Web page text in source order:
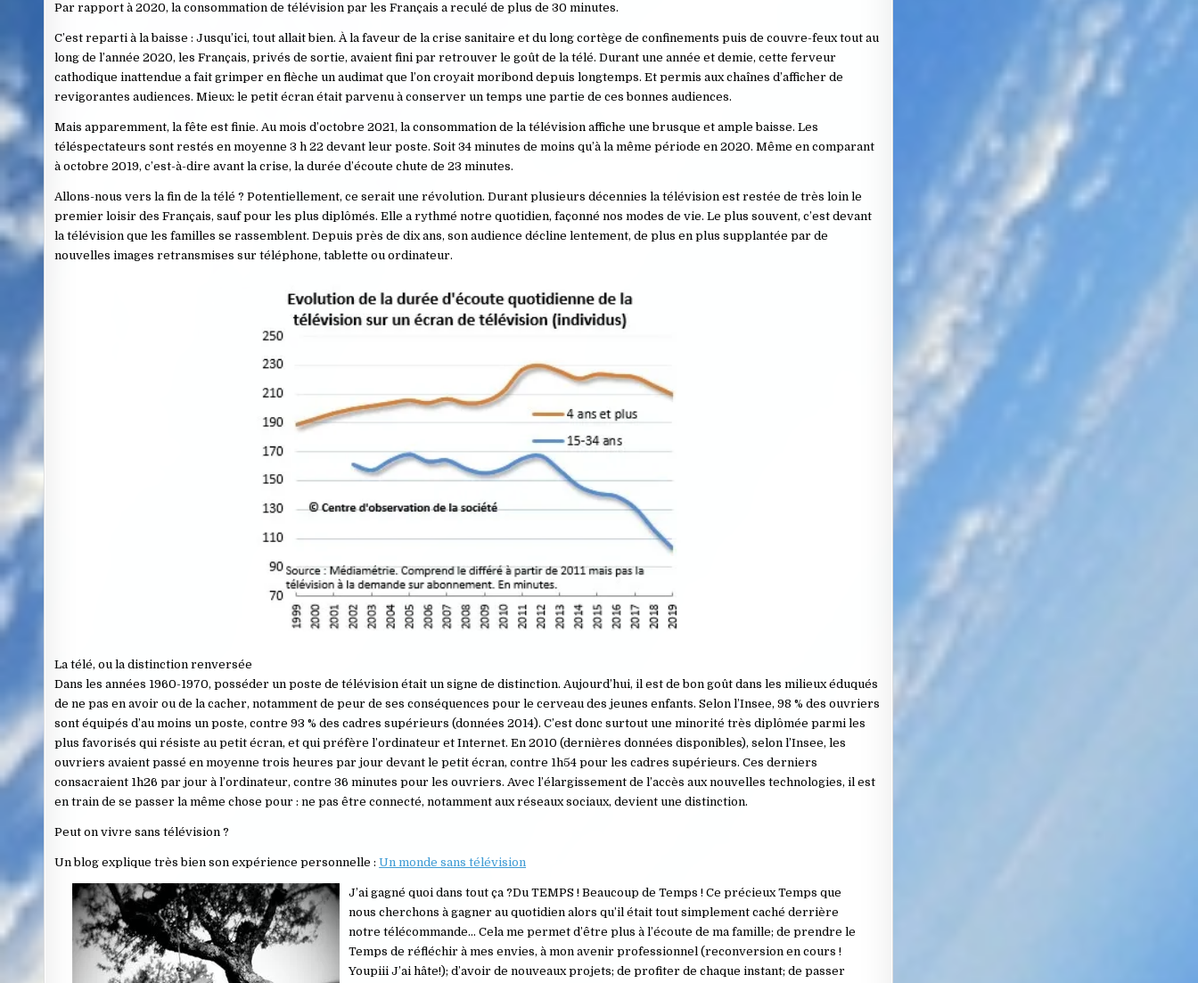
Par rapport à 2020, la consommation de télévision par les Français a reculé de plus de 30 minutes.
C’est reparti à la baisse : Jusqu’ici, tout allait bien. À la faveur de la crise sanitaire et du long cortège de confinements puis de couvre-feux tout au
long de l’année 2020, les Français, privés de sortie, avaient fini par retrouver le goût de la télé. Durant une année et demie, cette ferveur
cathodique inattendue a fait grimper en flèche un audimat que l’on croyait moribond depuis longtemps. Et permis aux chaînes d’afficher de
revigorantes audiences. Mieux: le petit écran était parvenu à conserver un temps une partie de ces bonnes audiences.
Mais apparemment, la fête est finie. Au mois d’octobre 2021, la consommation de la télévision affiche une brusque et ample baisse. Les
téléspectateurs sont restés en moyenne 3 h 22 devant leur poste. Soit 34 minutes de moins qu’à la même période en 2020. Même en comparant
à octobre 2019, c’est-à-dire avant la crise, la durée d’écoute chute de 23 minutes.
Allons-nous vers la fin de la télé ? Potentiellement, ce serait une révolution. Durant plusieurs décennies la télévision est restée de très loin le
premier loisir des Français, sauf pour les plus diplômés. Elle a rythmé notre quotidien, façonné nos modes de vie. Le plus souvent, c’est devant
la télévision que les familles se rassemblent. Depuis près de dix ans, son audience décline lentement, de plus en plus supplantée par de
nouvelles images retransmises sur téléphone, tablette ou ordinateur.
La télé, ou la distinction renversée
Dans les années 1960-1970, posséder un poste de télévision était un signe de distinction. Aujourd’hui, il est de bon goût dans les milieux éduqués
de ne pas en avoir ou de la cacher, notamment de peur de ses conséquences pour le cerveau des jeunes enfants. Selon l’Insee, 98 % des ouvriers
sont équipés d’au moins un poste, contre 93 % des cadres supérieurs (données 2014). C’est donc surtout une minorité très diplômée parmi les
plus favorisés qui résiste au petit écran, et qui préfère l’ordinateur et Internet. En 2010 (dernières données disponibles), selon l’Insee, les
ouvriers avaient passé en moyenne trois heures par jour devant le petit écran, contre 1h54 pour les cadres supérieurs. Ces derniers
consacraient 1h26 par jour à l’ordinateur, contre 36 minutes pour les ouvriers. Avec l’élargissement de l’accès aux nouvelles technologies, il est
en train de se passer la même chose pour : ne pas être connecté, notamment aux réseaux sociaux, devient une distinction.
Peut on vivre sans télévision ?
Un blog explique très bien son expérience personnelle :Un monde sans télévision
J’ai gagné quoi dans tout ça ?Du TEMPS ! Beaucoup de Temps ! Ce précieux Temps que
nous cherchons à gagner au quotidien alors qu’il était tout simplement caché derrière
notre télécommande… Cela me permet d’être plus à l’écoute de ma famille; de prendre le
Temps de réfléchir à mes envies, à mon avenir professionnel (reconversion en cours !
Youpiii J’ai hâte!); d’avoir de nouveaux projets; de profiter de chaque instant; de passer